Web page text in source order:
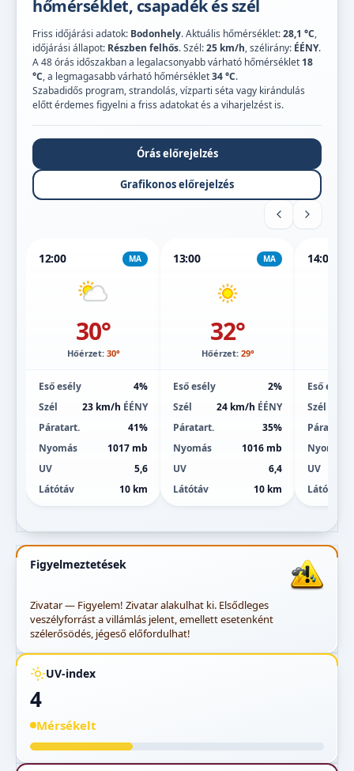
hőmérséklet, csapadék és szél
Friss időjárási adatok: Bodonhely. Aktuális hőmérséklet:28,1 °C,
időjárási állapot: Részben felhős. Szél:25 km/h, szélirány: ÉÉNY.
A 48 órás időszakban a legalacsonyabb várható hőmérséklet 18
°C, a legmagasabb várható hőmérséklet34 °C.
Szabadidős program, strandolás, vízparti séta vagy kirándulás
előtt érdemes figyelni a friss adatokat és a viharjelzést is.
Órás előrejelzés
Grafikonos előrejelzés
12:00 MA
30°
Hőérzet: 30°
Eső esély
4%
Szél
23 km/h ÉÉNY
Páratart.
41%
Nyomás
1017 mb
UV
5,6
Látótáv
10 km
13:00 MA
32°
Hőérzet: 29°
Eső esély
2%
Szél
24 km/h ÉÉNY
Páratart.
35%
Nyomás
1016 mb
UV
6,4
Látótáv
10 km
14:00
Eső esély
Szél
Páratart.
Nyomás
UV
Látótáv
Figyelmeztetések
Zivatar — Figyelem! Zivatar alakulhat ki. Elsődleges
veszélyforrást a villámlás jelent, emellett esetenként
szélerősödés, jégeső előfordulhat!
UV-index
4
Mérsékelt